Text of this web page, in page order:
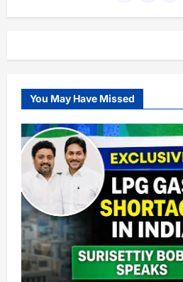
You May Have Missed